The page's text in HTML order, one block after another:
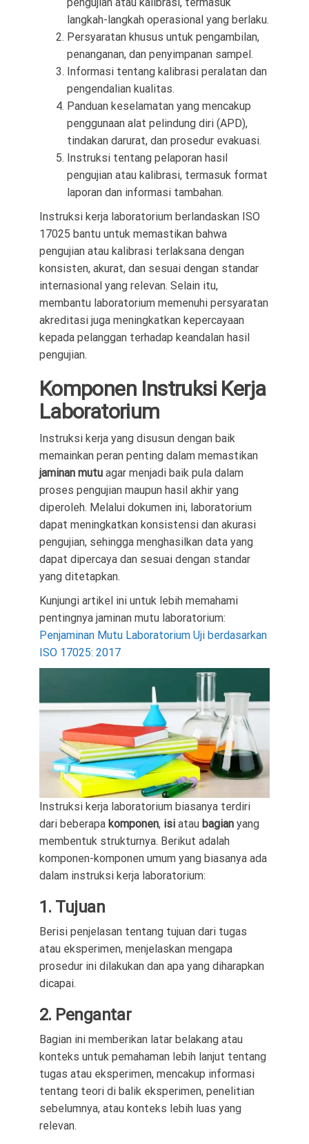
langkah-langkah operasional yang berlaku.
Persyaratan khusus untuk pengambilan,
penanganan, dan penyimpanan sampel.
Informasi tentang kalibrasi peralatan dan
pengendalian kualitas.
Panduan keselamatan yang mencakup
penggunaan alat pelindung diri (APD),
tindakan darurat, dan prosedur evakuasi.
Instruksi tentang pelaporan hasil
pengujian atau kalibrasi, termasuk format
laporan dan informasi tambahan.
Instruksi kerja laboratorium berlandaskan ISO
17025 bantu untuk memastikan bahwa
pengujian atau kalibrasi terlaksana dengan
konsisten, akurat, dan sesuai dengan standar
internasional yang relevan. Selain itu,
membantu laboratorium memenuhi persyaratan
akreditasi juga meningkatkan kepercayaan
kepada pelanggan terhadap keandalan hasil
pengujian.
Komponen Instruksi Kerja
Laboratorium
Instruksi kerja yang disusun dengan baik
memainkan peran penting dalam memastikan
jaminan mutu agar menjadi baik pula dalam
proses pengujian maupun hasil akhir yang
diperoleh. Melalui dokumen ini, laboratorium
dapat meningkatkan konsistensi dan akurasi
pengujian, sehingga menghasilkan data yang
dapat dipercaya dan sesuai dengan standar
yang ditetapkan.
Kunjungi artikel ini untuk lebih memahami
pentingnya jaminan mutu laboratorium:
Penjaminan Mutu Laboratorium Uji berdasarkan
ISO 17025: 2017
Instruksi kerja laboratorium biasanya terdiri
dari beberapa komponen, isi atau bagianyang
membentuk strukturnya. Berikut adalah
komponen-komponen umum yang biasanya ada
dalam instruksi kerja laboratorium:
1. Tujuan
Berisi penjelasan tentang tujuan dari tugas
atau eksperimen, menjelaskan mengapa
prosedur ini dilakukan dan apa yang diharapkan
dicapai.
2. Pengantar
Bagian ini memberikan latar belakang atau
konteks untuk pemahaman lebih lanjut tentang
tugas atau eksperimen, mencakup informasi
tentang teori di balik eksperimen, penelitian
sebelumnya, atau konteks lebih luas yang
relevan.